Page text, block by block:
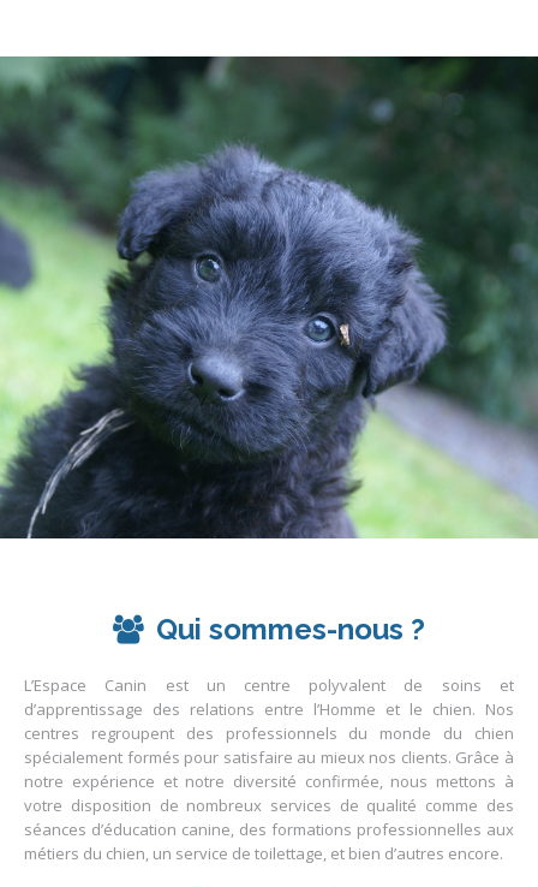
Qui sommes-nous ?
L’Espace Canin est un centre polyvalent de soins et
d’apprentissage des relations entre l’Homme et le chien. Nos
centres regroupent des professionnels du monde du chien
spécialement formés pour satisfaire au mieux nos clients. Grâce à
notre expérience et notre diversité confirmée, nous mettons à
votre disposition de nombreux services de qualité comme des
séances d’éducation canine, des formations professionnelles aux
métiers du chien, un service de toilettage, et bien d’autres encore.